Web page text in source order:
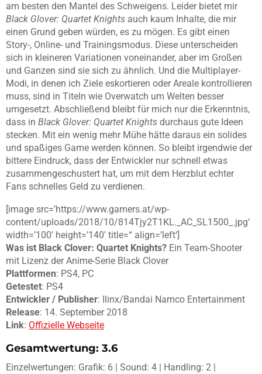
am besten den Mantel des Schweigens. Leider bietet mir
Black Glover: Quartet Knights auch kaum Inhalte, die mir
einen Grund geben würden, es zu mögen. Es gibt einen
Story-, Online- und Trainingsmodus. Diese unterscheiden
sich in kleineren Variationen voneinander, aber im Großen
und Ganzen sind sie sich zu ähnlich. Und die Multiplayer-
Modi, in denen ich Ziele eskortieren oder Areale kontrollieren
muss, sind in Titeln wie Overwatch um Welten besser
umgesetzt. Abschließend bleibt für mich nur die Erkenntnis,
dass in Black Glover: Quartet Knights durchaus gute Ideen
stecken. Mit ein wenig mehr Mühe hätte daraus ein solides
und spaßiges Game werden können. So bleibt irgendwie der
bittere Eindruck, dass der Entwickler nur schnell etwas
zusammengeschustert hat, um mit dem Herzblut echter
Fans schnelles Geld zu verdienen.
[image src=’https://www.gamers.at/wp-
content/uploads/2018/10/814Tjy2T1KL._AC_SL1500_.jpg‘
width=’100′ height=’140′ title=“ align=’left‘]
Was ist Black Clover: Quartet Knights? Ein Team-Shooter
mit Lizenz der Anime-Serie Black Clover
Plattformen: PS4, PC
Getestet: PS4
Entwickler / Publisher: Ilinx/Bandai Namco Entertainment
Release: 14. September 2018
Link: Offizielle Webseite
Gesamtwertung: 3.6
Einzelwertungen: Grafik: 6 | Sound: 4 | Handling: 2 |